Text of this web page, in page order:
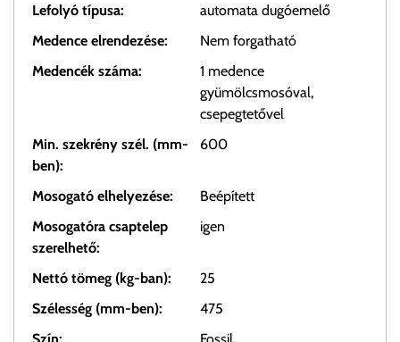
Lefolyó típusa:
automata dugóemelő
Medence elrendezése:
Nem forgatható
Medencék száma:
1 medence
gyümölcsmosóval,
csepegtetővel
Min. szekrény szél. (mm-
ben):
600
Mosogató elhelyezése:
Beépített
Mosogatóra csaptelep
szerelhető:
igen
Nettó tömeg (kg-ban):
25
Szélesség (mm-ben):
475